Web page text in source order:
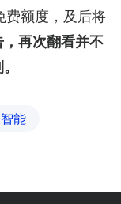
费额度，及后将
再次翻看并不
能